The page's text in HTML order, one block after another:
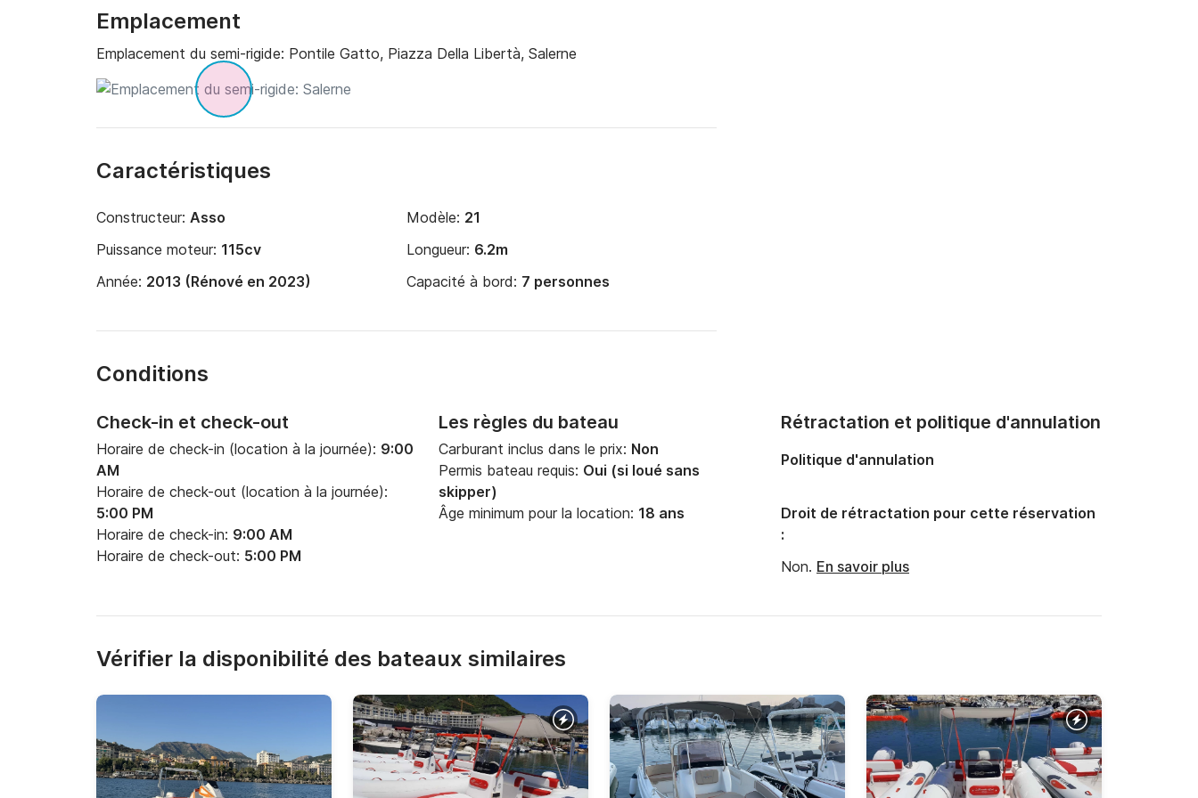
☀️ Votre journée en mer
Une façon simple et directe de découvrir la côte amalfitaine depuis la mer, loin du trafic
maritime et en toute liberté.
Emplacement
Emplacement du semi-rigide: Pontile Gatto, Piazza Della Libertà, Salerne
Caractéristiques
Constructeur: Asso Modèle: 21
Puissance moteur: 115cv Longueur: 6.2m
Année: 2013 (Rénové en 2023) Capacité à bord: 7 personnes
Conditions
Check-in et check-out
Horaire de check-in (location à la journée): 9:00
AM
Horaire de check-out (location à la journée):
5:00 PM
Horaire de check-in: 9:00 AM
Horaire de check-out: 5:00 PM
Les règles du bateau
Carburant inclus dans le prix: Non
Permis bateau requis: Oui (si loué sans
skipper)
Âge minimum pour la location: 18 ans
Rétractation et politique d'annulation
Politique d'annulation
Droit de rétractation pour cette réservation
:
Non. En savoir plus
Vérifier la disponibilité des bateaux similaires